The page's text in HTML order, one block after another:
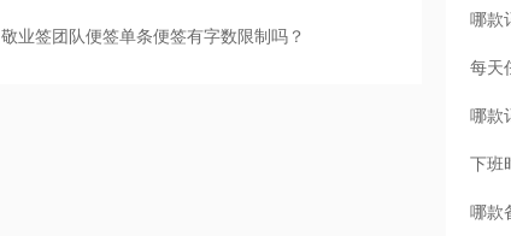
敬业签团队便签单条便签有字数限制吗？
每天
下班